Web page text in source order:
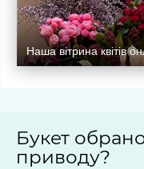
Наша вітрина квітів
Букет
приводу?